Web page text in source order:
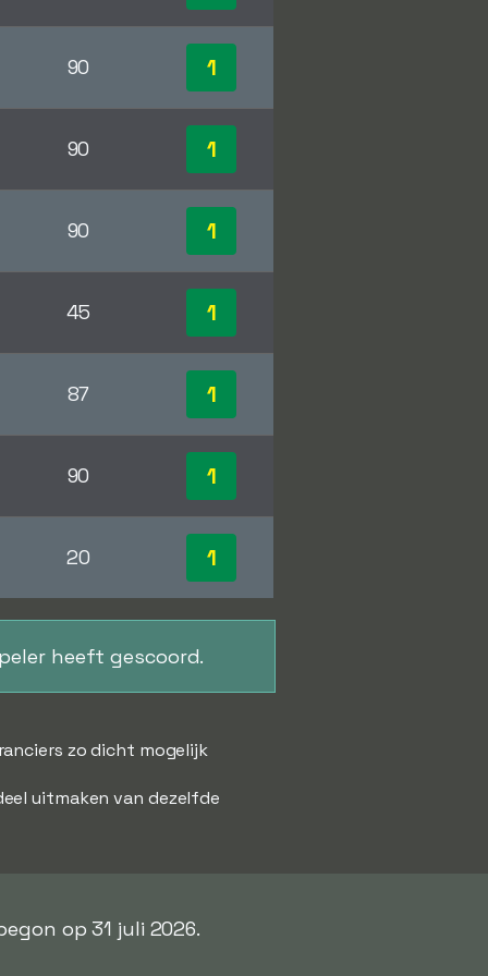
90 1
90 1
90 1
45 1
87 1
90 1
20 1
heeft gescoord.
zo dicht mogelijk
uitmaken van dezelfde
op 31 juli 2026.